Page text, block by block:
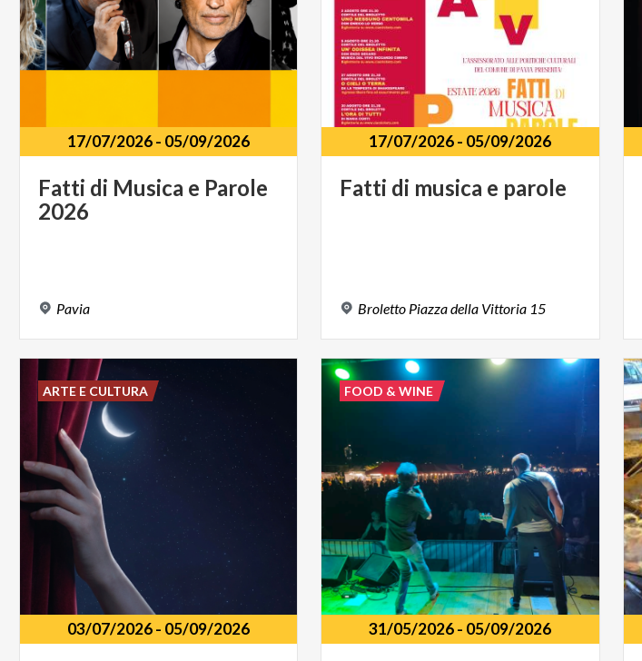
17/07/2026- 05/09/2026
Fatti di Musica e Parole
2026
Pavia
17/07/2026- 05/09/2026
Fatti di musica e parole
Broletto Piazzadella Vittoria 15
03/07/2026- 05/09/2026
ARTE E CULTURA
31/05/2026- 05/09/2026
FOOD & WINE